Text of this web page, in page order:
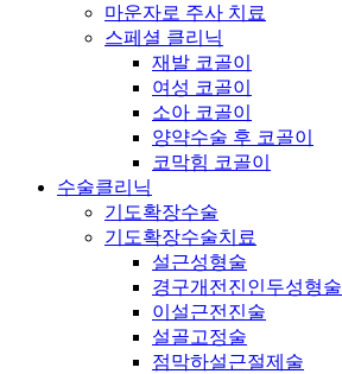
마운자로 주사 치료
스페셜 클리닉
재발 코골이
여성 코골이
소아 코골이
양약수술 후 코골이
코막힘 코골이
수술클리닉
기도확장수술
기도확장수술치료
설근성형술
경구개전진인두성형술
이설근전진술
설골고정술
점막하설근절제술